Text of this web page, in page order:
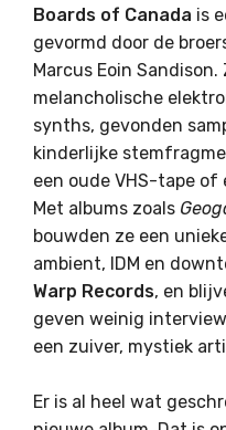
Boards of Canada is
gevormd door de
Marcus Eoin Sandison.
melancholische
synths, gevonden
kinderlijke
een oude VHS-tape
Met albums zoals
bouwden ze een
ambient, IDM en
Warp Records, en
geven weinig
een zuiver, mystiek
Er is al heel wat